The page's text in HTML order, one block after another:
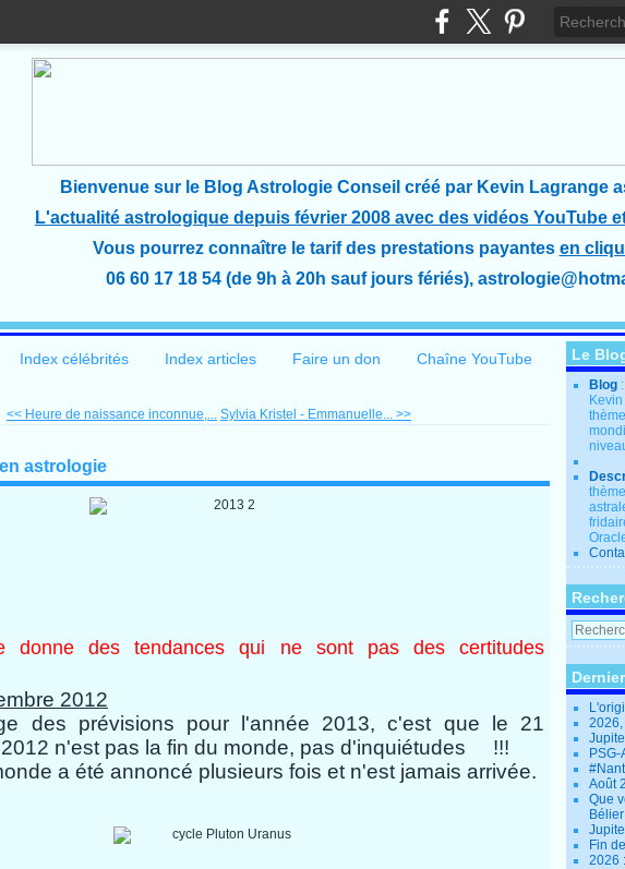
Bienvenue sur le Blog Astrologie Conseil créé par Kevin Lagrange
L'actualité astrologique depuis février 2008 avec des vidéos YouTube
Vous pourrez connaître le tarif des prestations payantes en
06 60 17 18 54 (de 9h à 20h sauf jours fériés),
Index célébrités Index articles Faire un don Chaîne YouTube
<< Heure de naissance inconnue,... Sylvia Kristel - Emmanuelle... >>
astrologie
donne des tendances qui ne sont pas des certitudes
2012
des prévisions pour l'année 2013, c'est que le 21
n'est pas la fin du monde, pas d'inquiétudes !!!
a été annoncé plusieurs fois et n'est jamais arrivée.
Le
Blog
Août
Que
Fin
2026